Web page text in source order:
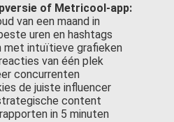
of Metricool-app:
van een maand in
uren en hashtags
intuïtieve grafieken
van één plek
concurrenten
de juiste influencer
content
in 5 minuten